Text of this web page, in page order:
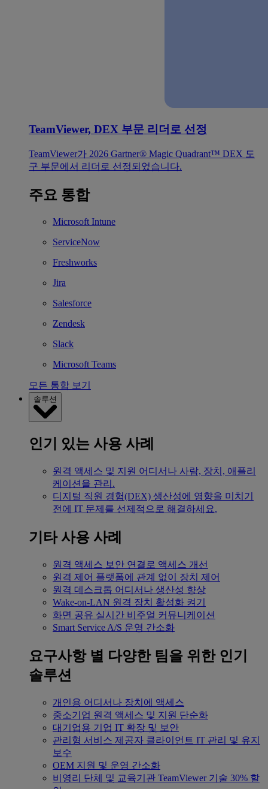
TeamViewer, DEX 부문 리더로 선정
TeamViewer가 2026 Gartner® Magic Quadrant™ DEX 도
구 부문에서 리더로 선정되었습니다.
주요 통합
Microsoft Intune
ServiceNow
Freshworks
Jira
Salesforce
Zendesk
Slack
Microsoft Teams
모든 통합 보기
솔루션
인기 있는 사용 사례
원격 액세스 및 지원 어디서나 사람, 장치, 애플리
케이션을 관리.
디지털 직원 경험(DEX) 생산성에 영향을 미치기
전에 IT 문제를 선제적으로 해결하세요.
기타 사용 사례
원격 액세스 보안 연결로 액세스 개선
원격 제어 플랫폼에 관계 없이 장치 제어
원격 데스크톱 어디서나 생산성 향상
Wake-on-LAN 원격 장치 활성화 켜기
화면 공유 실시간 비주얼 커뮤니케이션
Smart Service A/S 운영 간소화
요구사항 별 다양한 팀을 위한 인기
솔루션
개인용 어디서나 장치에 액세스
중소기업 원격 액세스 및 지원 단순화
대기업용 기업 IT 확장 및 보안
관리형 서비스 제공자 클라이언트 IT 관리 및 유지
보수
OEM 지원 및 운영 간소화
비영리 단체 및 교육기관 TeamViewer 기술 30% 할